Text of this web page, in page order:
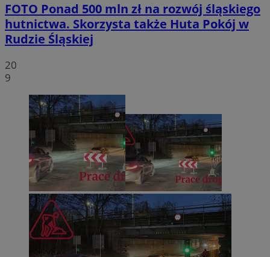
FOTO Ponad 500 mln zł na rozwój śląskiego
hutnictwa. Skorzysta także Huta Pokój w
Rudzie Śląskiej
20
9